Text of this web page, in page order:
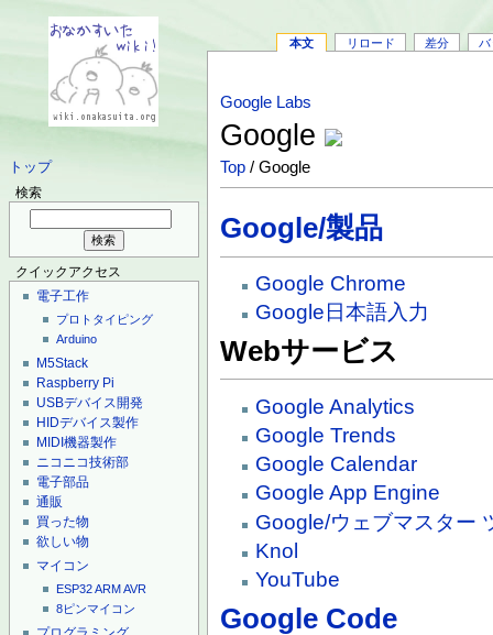
トップ
検索
クイックアクセス
電子工作
プロトタイピング
Arduino
M5Stack
Raspberry Pi
USBデバイス開発
HIDデバイス製作
MIDI機器製作
ニコニコ技術部
電子部品
通販
買った物
欲しい物
マイコン
ESP32ARMAVR
8ピンマイコン
本文 リロード 差分 バ
Google Labs
Google
Top / Google
Google/製品
Google Chrome
Google日本語入力
Webサービス
Google Analytics
Google Trends
Google Calendar
Google App Engine
Google/ウェブマスター
Knol
YouTube
Google Code